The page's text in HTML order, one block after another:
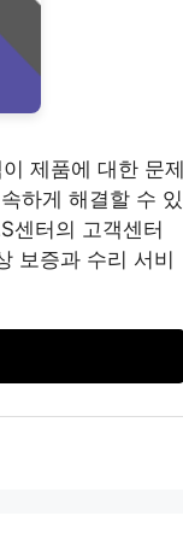
제품에 대한 문제
하게 해결할 수 있
센터의 고객센터
보증과 수리 서비